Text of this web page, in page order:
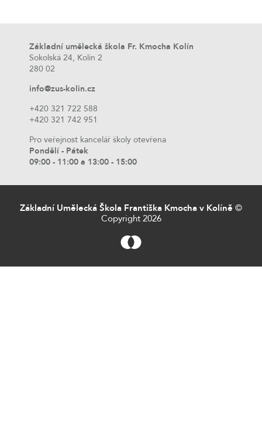
Základní umělecká škola Fr. Kmocha Kolín
Sokolská 24, Kolín 2
280 02
info@zus-kolin.cz
+420 321 722 588
+420 321 742 951
Pro veřejnost kancelář školy otevřena
Pondělí - Pátek
09:00 - 11:00 a 13:00 - 15:00
Základní Umělecká Škola Františka Kmocha v Kolíně ©
Copyright 2026